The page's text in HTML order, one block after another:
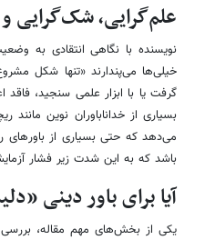
علم‌گرایی، شک‌گرایی
نویسنده با نگاهی انتقادی به
خیلی‌ها می‌پندارند «تنها شکل
گرفت یا با ابزار علمی سنجید،
بسیاری از خداناباوران نوین
می‌دهد که حتی بسیاری از باورهای
باشد که به این شدت زیر فشار
آیا برای باور دینی
یکی از بخش‌های مهم مقاله،